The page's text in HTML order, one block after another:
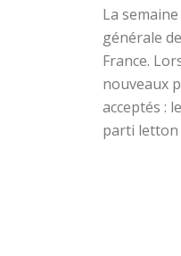
La
générale
France.
nouveaux
acceptés :
parti letton